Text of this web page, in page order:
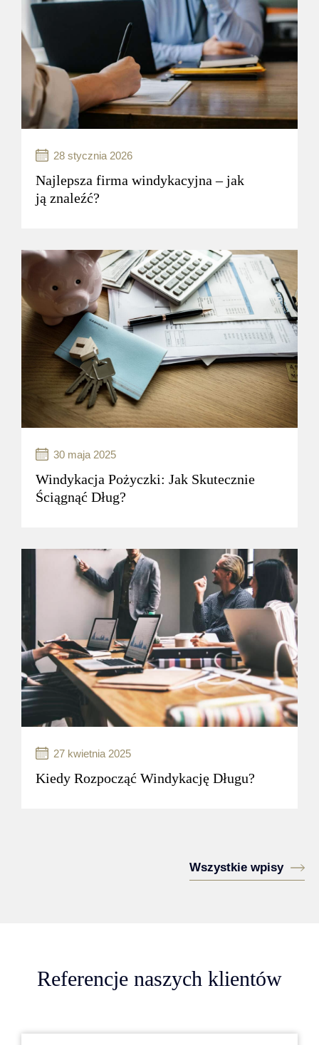
z obowiązków finansowych wobec
wierzyciela...
czytaj więcej..
28 stycznia 2026
Najlepsza firma windykacyjna – jak
ją znaleźć?
Windykacja karna to proces odzyskiwania
należności, który może być stosowany
w przypadkach, gdy dłużnik nie wywiązuje się
z obowiązków finansowych wobec
wierzyciela...
czytaj więcej..
30 maja 2025
Windykacja Pożyczki: Jak Skutecznie
Ściągnąć Dług?
Windykacja karna to proces odzyskiwania
należności, który może być stosowany
w przypadkach, gdy dłużnik nie wywiązuje się
z obowiązków finansowych wobec
wierzyciela...
czytaj więcej..
27 kwietnia 2025
Kiedy Rozpocząć Windykację Długu?
w przypadkach, gdy dłużnik nie wywiązuje się
Wszystkie wpisy
Referencje naszych klientów